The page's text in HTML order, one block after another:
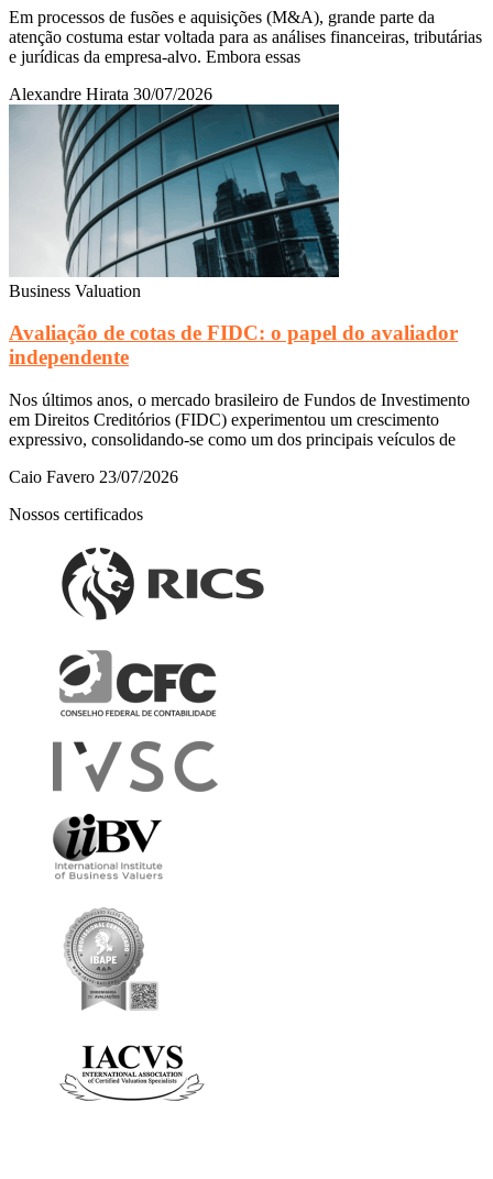
Em processos de fusões e aquisições (M&A), grande parte da
atenção costuma estar voltada para as análises financeiras, tributárias
e jurídicas da empresa-alvo. Embora essas
Alexandre Hirata 30/07/2026
Business Valuation
Avaliação de cotas de FIDC: o papel do avaliador
independente
Nos últimos anos, o mercado brasileiro de Fundos de Investimento
em Direitos Creditórios (FIDC) experimentou um crescimento
expressivo, consolidando-se como um dos principais veículos de
Caio Favero 23/07/2026
Nossos certificados